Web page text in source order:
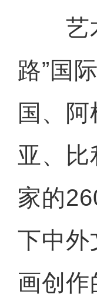
艺术
路”国
国、
亚、
家的
下中外
画创